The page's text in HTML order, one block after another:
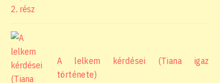
A lelkem kérdései (Tiana igaz
története)